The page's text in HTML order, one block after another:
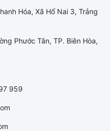
Hóa, Xã Hố Nai 3, Trảng
Phước Tân, TP. Biên Hòa,
959